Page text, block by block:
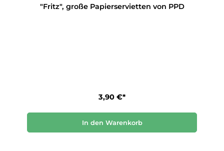
"Fritz", große Papierservietten von PPD
3,90 €*
In den Warenkorb